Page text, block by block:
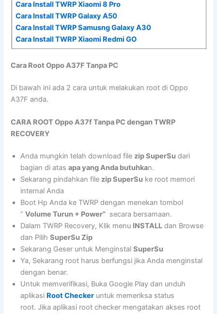
Cara Install TWRP Xiaomi 8 Pro
Cara Install TWRP Galaxy A50
Cara Install TWRP Samusng Galaxy A30
Cara Install TWRP Xiaomi Redmi GO
Cara Root Oppo A37F Tanpa PC
Di bawah ini ada 2 cara untuk melakukan root di Oppo
A37F anda.
CARA ROOT Oppo A37f Tanpa PC dengan TWRP
RECOVERY
Anda mungkin telah download file zip SuperSu dari
bagian di atasapa yang Anda butuhkan.
Sekarang pindahkan file zip SuperSu ke root memori
internal Anda
Boot Hp Anda ke TWRP dengan menekan tombol
”Volume Turun + Power” secara bersamaan.
Dalam TWRP Recovery, Klik menu INSTALL dan Browse
dan PilihSuperSu Zip
Sekarang Geser untuk MenginstalSuperSu
Ya, Sekarang root harus berfungsi jika Anda menginstal
dengan benar.
Untuk memverifikasi, Buka Google Play dan unduh
aplikasi Root Checker untuk memeriksa status
root. Jika aplikasi root checker mengatakan akses root